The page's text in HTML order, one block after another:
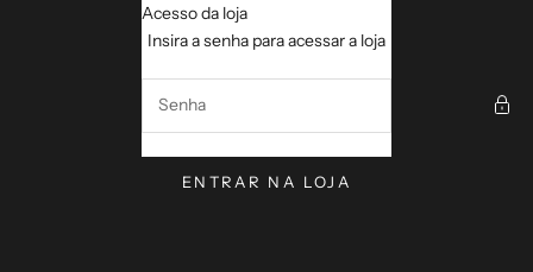
Pular para o conteúdo VerseVisions by Mark
Acesso da loja
Insira a senha para acessar a loja
ENTRAR NA LOJA